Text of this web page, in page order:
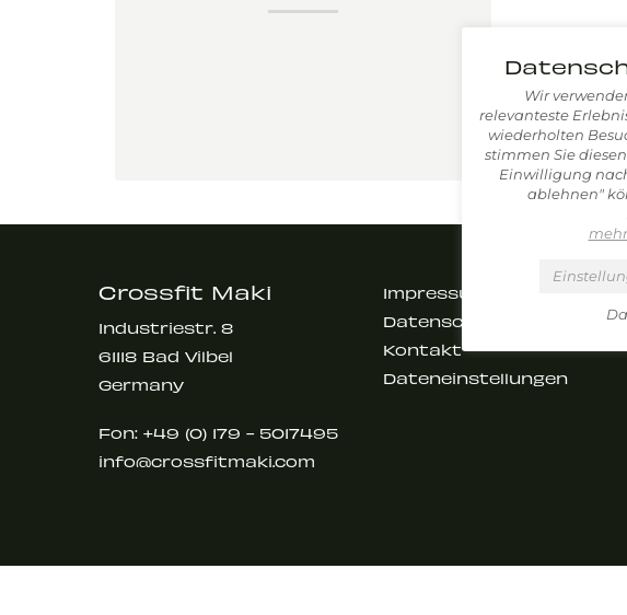
Crossfit Maki
Industriestr. 8
61118 Bad Vilbel
Germany
Fon: +49 (0) 179 - 5017495
info@crossfitmaki.com
Impressum
Datenschutz
Kontakt
Dateneinstellungen
Wir
relevanteste
wiederholten
stimmen Sie
Einwilligung
ablehnen"